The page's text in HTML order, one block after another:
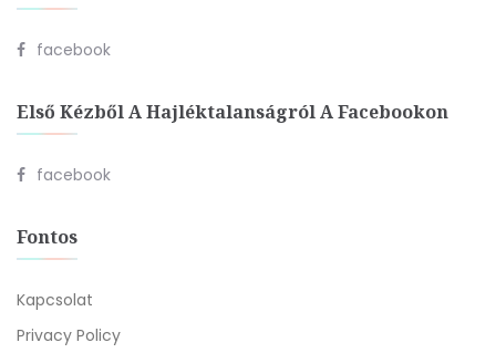
facebook
Első Kézből A Hajléktalanságról A Facebookon
facebook
Fontos
Kapcsolat
Privacy Policy